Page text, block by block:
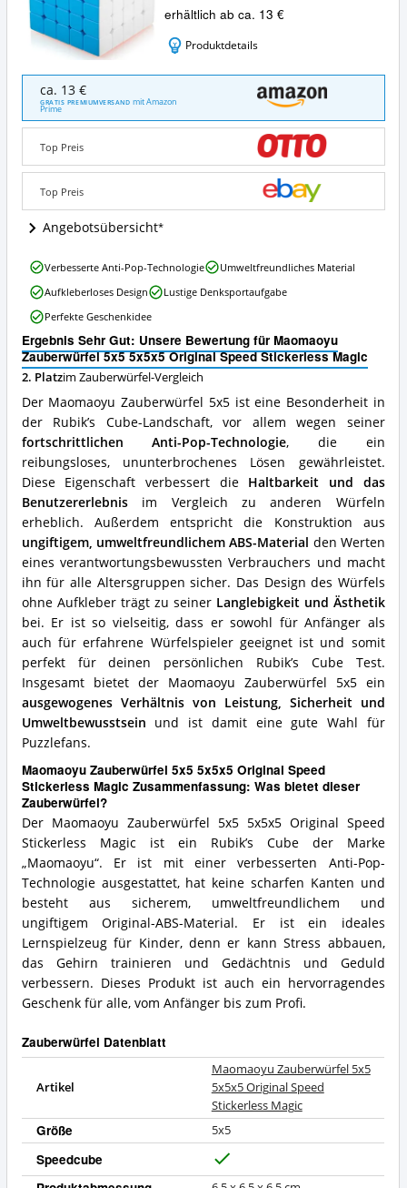
erhältlich ab ca. 13 €
Produktdetails
Maomaoyu
Zauberwürfel
5x5
5x5x5
Original
Speed
Magic
Angebote:
Wo
dieser
Zauberwürfel
erhältlich?
ca. 13 €
GRATIS PREMIUMVERSAND mit Amazon
Prime
Top Preis
Top Preis
Angebotsübersicht
Ergebnis Sehr Gut: Unsere Bewertung für Maomaoyu
Zauberwürfel 5x5 5x5x5 Original Speed Stickerless Magic
2. Platzim Zauberwürfel-Vergleich
Der Maomaoyu Zauberwürfel 5x5 ist eine Besonderheit in
der Rubik’s Cube-Landschaft, vor allem wegen seiner
fortschrittlichen Anti-Pop-Technologie, die ein
reibungsloses, ununterbrochenes Lösen gewährleistet.
Diese Eigenschaft verbessert die Haltbarkeit und das
Benutzererlebnisim Vergleich zu anderen Würfeln
erheblich. Außerdem entspricht die Konstruktion aus
ungiftigem, umweltfreundlichem ABS-Material den Werten
eines verantwortungsbewussten Verbrauchers und macht
ihn für alle Altersgruppen sicher. Das Design des Würfels
ohne Aufkleber trägt zu seiner Langlebigkeit und Ästhetik
bei. Er ist so vielseitig, dass er sowohl für Anfänger als
auch für erfahrene Würfelspieler geeignet ist und somit
perfekt für deinen persönlichen Rubik’s Cube Test.
Insgesamt bietet der Maomaoyu Zauberwürfel 5x5 ein
ausgewogenes Verhältnis von Leistung, Sicherheit und
Umweltbewusstsein und ist damit eine gute Wahl für
Puzzlefans.
Maomaoyu Zauberwürfel 5x5 5x5x5 Original Speed
Stickerless Magic Zusammenfassung: Was bietet dieser
Zauberwürfel?
Der Maomaoyu Zauberwürfel 5x5 5x5x5 Original Speed
Stickerless Magic ist ein Rubik’s Cube der Marke
„Maomaoyu“. Er ist mit einer verbesserten Anti-Pop-
Technologie ausgestattet, hat keine scharfen Kanten und
besteht aus sicherem, umweltfreundlichem und
ungiftigem Original-ABS-Material. Er ist ein ideales
Lernspielzeug für Kinder, denn er kann Stress abbauen,
das Gehirn trainieren und Gedächtnis und Geduld
verbessern. Dieses Produkt ist auch ein hervorragendes
Geschenk für alle, vom Anfänger bis zum Profi.
Zauberwürfel Datenblatt
Artikel
Maomaoyu Zauberwürfel 5x5
5x5x5 Original Speed
Stickerless Magic
Größe 5x5
Speedcube
a
Maomaoyu
Zauberwürfel
5x5
5x5x5
Original
Speed
Stickerless
Magic
Vorteile:
Was
spricht
für
diesen
Zauberwürfel?
Verbesserte Anti-Pop-Technologie
Umweltfreundliches Material
Aufkleberloses Design
Lustige Denksportaufgabe
Perfekte Geschenkidee